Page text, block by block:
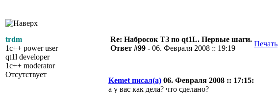
trdm
1c++ power user
qt1l developer
1c++ moderator
Отсутствует
Re: Набросок ТЗ по qt1L. Первые шаги.
Ответ #99 - 06. Февраля 2008 :: 19:19
Печать
Kemet писал(а) 06. Февраля 2008 :: 17:15:
а у вас как дела? что сделано?